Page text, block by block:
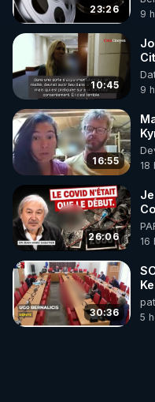
23:26
9
10:45
9
16:55
18
26:06
16
30:36
5